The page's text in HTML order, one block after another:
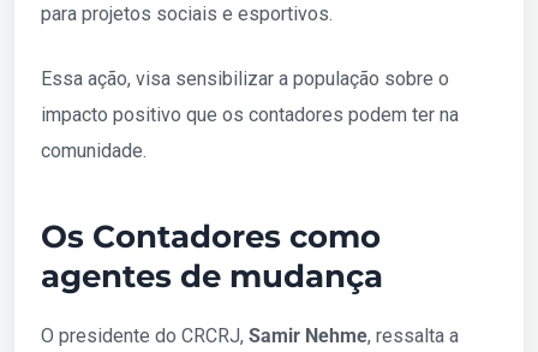
para projetos sociais e esportivos.
Essa ação, visa sensibilizar a população sobre o
impacto positivo que os contadores podem ter na
comunidade.
Os Contadores como
agentes de mudança
O presidente do CRCRJ, Samir Nehme, ressalta a